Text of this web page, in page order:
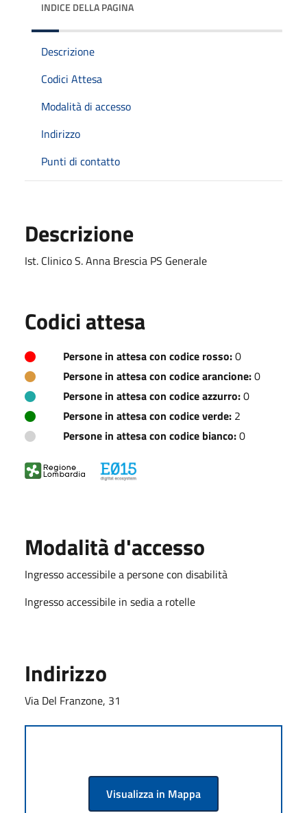
INDICE DELLA PAGINA
Descrizione
Codici Attesa
Modalità di accesso
Indirizzo
Punti di contatto
Descrizione
Ist. Clinico S. Anna Brescia PS Generale
Codici attesa
Persone in attesa con codice rosso:0
Persone in attesa con codice arancione:0
Persone in attesa con codice azzurro:0
Persone in attesa con codice verde: 2
Persone in attesa con codice bianco:0
Modalità d'accesso
Ingresso accessibile a persone con disabilità
Ingresso accessibile in sedia a rotelle
Indirizzo
Via Del Franzone, 31
Visualizza in Mappa